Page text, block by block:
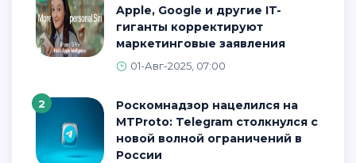
Apple, Google и другие IT-
гиганты корректируют
маркетинговые заявления
01-Авг-2025, 07:00
2
Роскомнадзор нацелился на
MTProto: Telegram столкнулся с
новой волной ограничений в
России